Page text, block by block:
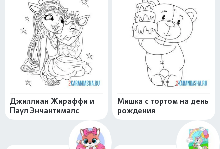
Джиллиан Жираффи и
Паул Энчантималс
Мишка с тортом на день
рождения